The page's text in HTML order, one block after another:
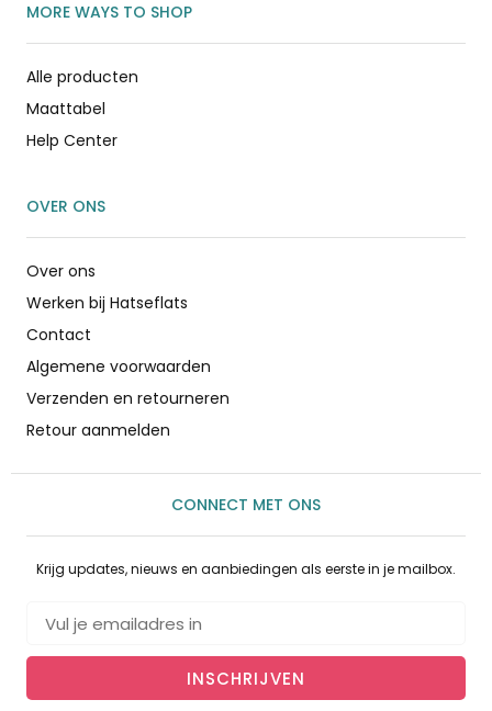
MORE WAYS TO SHOP
Alle producten
Maattabel
Help Center
OVER ONS
Over ons
Werken bij Hatseflats
Contact
Algemene voorwaarden
Verzenden en retourneren
Retour aanmelden
CONNECT MET ONS
Krijg updates, nieuws en aanbiedingen als eerste in je mailbox.
INSCHRIJVEN